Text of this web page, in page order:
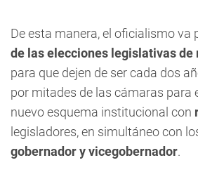
De esta manera, el oficialismo va
de las elecciones legislativas
para que dejen de ser cada dos
por mitades de las cámaras para
nuevo esquema institucional con
legisladores, en simultáneo con
gobernador y vicegobernador.